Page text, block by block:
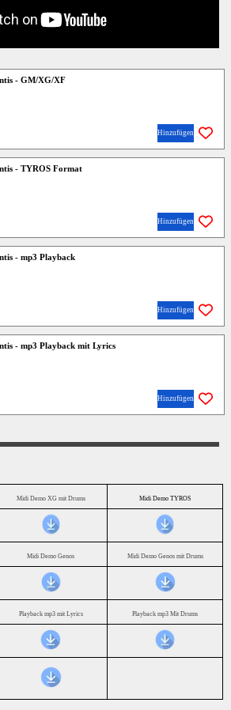
- GM/XG/XF
Hinzufügen
- TYROS Format
Hinzufügen
- mp3 Playback
Hinzufügen
- mp3 Playback mit Lyrics
Hinzufügen
Midi Demo XG mit Drums Midi Demo TYROS
Midi Demo Genos Midi Demo Genos mit Drums
Playback mp3 mit Lyrics Playback mp3 Mit Drums